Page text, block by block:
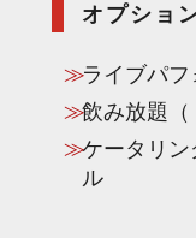
オプショ
ライブパフ
飲み放題（
ケータリ
ル